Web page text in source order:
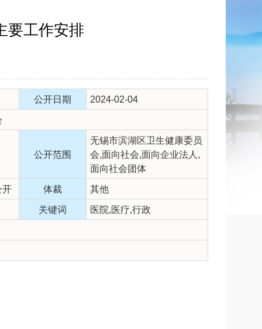
要工作安排
公开日期 2024-02-04
公开范围
无锡市滨湖区卫生健康委员
会,面向社会,面向企业法人,
面向社会团体
开 体裁 其他
关键词 医院,医疗,行政